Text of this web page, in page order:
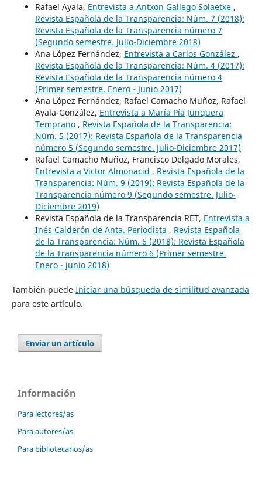
Rafael Ayala, Entrevista a Antxon Gallego Solaetxe ,
Revista Española de la Transparencia: Núm. 7 (2018):
Revista Española de la Transparencia número 7
(Segundo semestre. Julio-Diciembre 2018)
Ana López Fernández, Entrevista a Carlos González ,
Revista Española de la Transparencia: Núm. 4 (2017):
Revista Española de la Transparencia número 4
(Primer semestre. Enero - Junio 2017)
Ana López Fernández, Rafael Camacho Muñoz, Rafael
Ayala-González, Entrevista a María Pía Junquera
Temprano , Revista Española de la Transparencia:
Núm. 5 (2017): Revista Española de la Transparencia
número 5 (Segundo semestre. Julio-Diciembre 2017)
Rafael Camacho Muñoz, Francisco Delgado Morales,
Entrevista a Victor Almonacid , Revista Española de la
Transparencia: Núm. 9 (2019): Revista Española de la
Transparencia número 9 (Segundo semestre. Julio-
Diciembre 2019)
Revista Española de la Transparencia RET, Entrevista a
Inés Calderón de Anta. Periodista , Revista Española
de la Transparencia: Núm. 6 (2018): Revista Española
de la Transparencia número 6 (Primer semestre.
Enero - junio 2018)
También puede Iniciar una búsqueda de similitud avanzada
para este artículo.
Enviar un artículo
Información
Para lectores/as
Para autores/as
Para bibliotecarios/as